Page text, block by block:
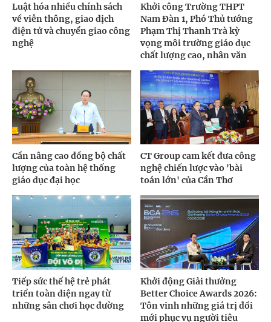
Luật hóa nhiều chính sách
về viễn thông, giao dịch
điện tử và chuyển giao công
nghệ
Khởi công Trường THPT
Nam Đàn 1, Phó Thủ tướng
Phạm Thị Thanh Trà kỳ
vọng môi trường giáo dục
chất lượng cao, nhân văn
Cần nâng cao đồng bộ chất
lượng của toàn hệ thống
giáo dục đại học
CT Group cam kết đưa công
nghệ chiến lược vào 'bài
toán lớn' của Cần Thơ
Tiếp sức thế hệ trẻ phát
triển toàn diện ngay từ
những sân chơi học đường
Khởi động Giải thưởng
Better Choice Awards 2026:
Tôn vinh những giá trị đổi
mới phục vụ người tiêu